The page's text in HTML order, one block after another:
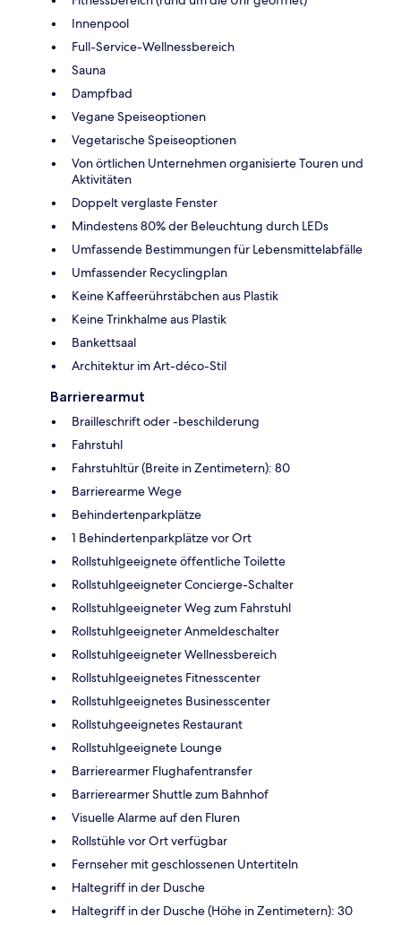
Innenpool
Full-Service-Wellnessbereich
Sauna
Dampfbad
Vegane Speiseoptionen
Vegetarische Speiseoptionen
Von örtlichen Unternehmen organisierte Touren und
Aktivitäten
Doppelt verglaste Fenster
Mindestens 80% der Beleuchtung durch LEDs
Umfassende Bestimmungen für Lebensmittelabfälle
Umfassender Recyclingplan
Keine Kaffeerührstäbchen aus Plastik
Keine Trinkhalme aus Plastik
Bankettsaal
Architektur im Art-déco-Stil
Barrierearmut
Brailleschrift oder -beschilderung
Fahrstuhl
Fahrstuhltür (Breite in Zentimetern): 80
Barrierearme Wege
Behindertenparkplätze
1 Behindertenparkplätze vor Ort
Rollstuhlgeeignete öffentliche Toilette
Rollstuhlgeeigneter Concierge-Schalter
Rollstuhlgeeigneter Weg zum Fahrstuhl
Rollstuhlgeeigneter Anmeldeschalter
Rollstuhlgeeigneter Wellnessbereich
Rollstuhlgeeignetes Fitnesscenter
Rollstuhlgeeignetes Businesscenter
Rollstuhgeeignetes Restaurant
Rollstuhlgeeignete Lounge
Barrierearmer Flughafentransfer
Barrierearmer Shuttle zum Bahnhof
Visuelle Alarme auf den Fluren
Rollstühle vor Ort verfügbar
Fernseher mit geschlossenen Untertiteln
Haltegriff in der Dusche
Haltegriff in der Dusche (Höhe in Zentimetern): 30